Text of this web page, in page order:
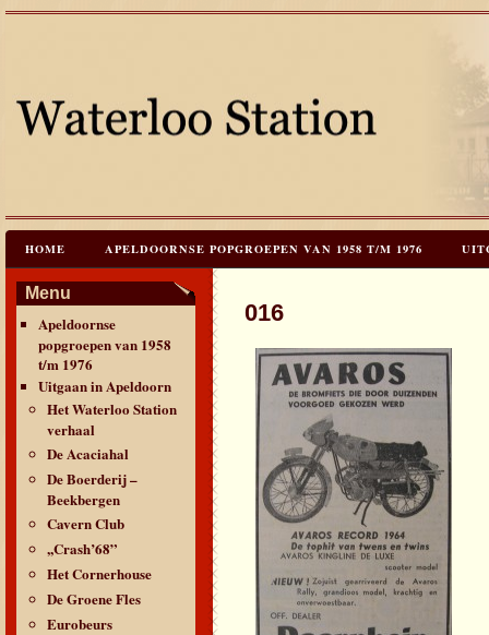
HOME APELDOORNSE POPGROEPEN VAN 1958 T/M 1976
JAREN 60 FESTIVALS & REÜNIES
CONTACT & VERANTWOORDING LINKS
Menu
Apeldoornse
popgroepen van 1958
t/m 1976
Uitgaan in Apeldoorn
Het Waterloo Station
verhaal
De Acaciahal
De Boerderij –
Beekbergen
Cavern Club
,,Crash’68”
Het Cornerhouse
De Groene Fles
Eurobeurs
016